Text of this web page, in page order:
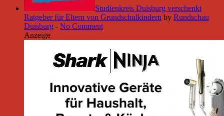
Studienkreis Duisburg verschenkt
Ratgeber für Eltern von Grundschulkindern by Rundschau
Duisburg - No Comment
Anzeige